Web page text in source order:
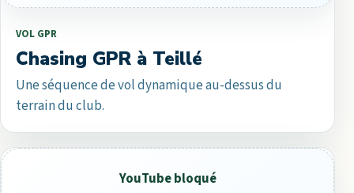
VOL GPR
Chasing GPR à Teillé
Une séquence de vol dynamique au-dessus du
terrain du club.
YouTube bloqué